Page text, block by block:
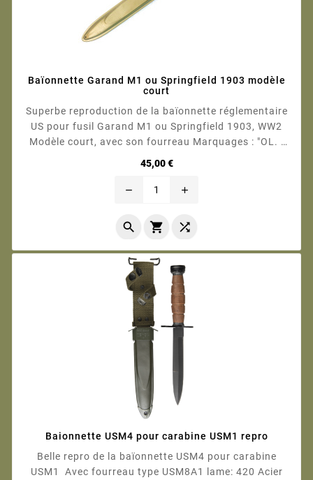
Baïonnette Garand M1 ou Springfield 1903 modèle
court
Superbe reproduction de la baïonnette réglementaire
US pour fusil Garand M1 ou Springfield 1903, WW2
Modèle court, avec son fourreau Marquages : "OL. -
cm totale hors fourreau : 36.5 cm Totale avec
fourreau : 40.5...
45,00 €Prix
remove add
  
Baionnette USM4 pour carabine USM1 repro
Belle repro de la baïonnette USM4 pour carabine
USM1 Avec fourreau type USM8A1 lame: 420 Acier